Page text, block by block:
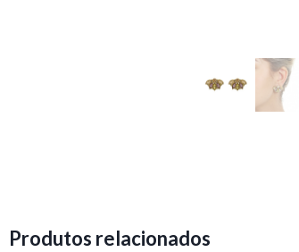
Produtos relacionados